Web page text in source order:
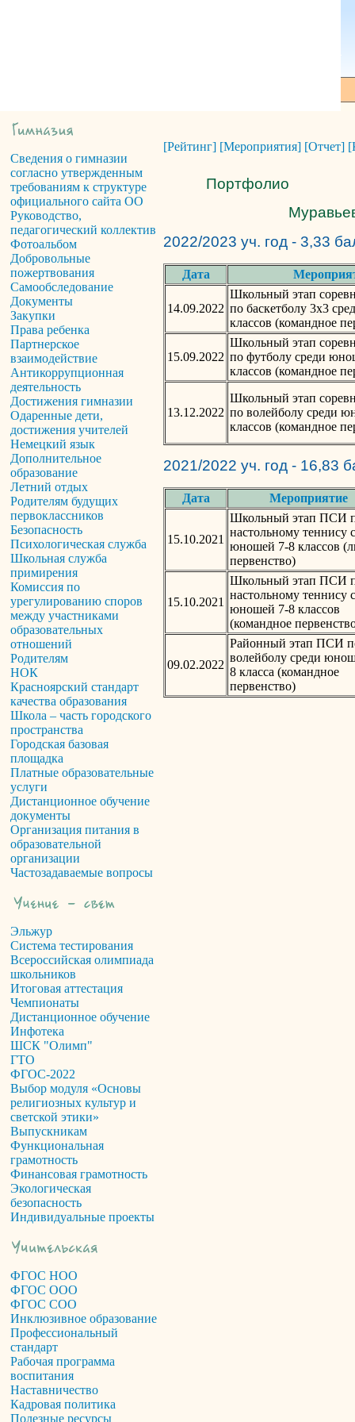
Сведения о гимназии
согласно утвержденным
требованиям к структуре
официального сайта ОО
Руководство,
педагогический коллектив
Фотоальбом
Добровольные
пожертвования
Самообследование
Документы
Закупки
Права ребенка
Партнерское
взаимодействие
Антикоррупционная
деятельность
Достижения гимназии
Одаренные дети,
достижения учителей
Немецкий язык
Дополнительное
образование
Летний отдых
Родителям будущих
первоклассников
Безопасность
Психологическая служба
Школьная служба
примирения
Комиссия по
урегулированию споров
между участниками
образовательных
отношений
Родителям
НОК
Красноярский стандарт
качества образования
Школа – часть городского
пространства
Городская базовая
площадка
Платные образовательные
услуги
Дистанционное обучение
документы
Организация питания в
образовательной
организации
Частозадаваемые вопросы
Эльжур
Система тестирования
Всероссийская олимпиада
школьников
Итоговая аттестация
Чемпионаты
Дистанционное обучение
Инфотека
ШСК "Олимп"
ГТО
ФГОС-2022
Выбор модуля «Основы
религиозных культур и
светской этики»
Выпускникам
Функциональная
грамотность
Финансовая грамотность
Экологическая
безопасность
Индивидуальные проекты
ФГОС НОО
ФГОС ООО
ФГОС СОО
Инклюзивное образование
Профессиональный
стандарт
Рабочая программа
воспитания
Наставничество
Кадровая политика
Полезные ресурсы
[Рейтинг] [Мероприятия] [Отчет]
Портфолио
2022/2023 уч. год - 3,33
Дата
14.09.2022
Школьный этап
по баскетболу 3х3
классов (командное
15.09.2022
Школьный этап
по футболу среди
классов (командное
13.12.2022
Школьный этап
по волейболу среди
классов (командное
2021/2022 уч. год - 16,83
Дата Мероприятие
15.10.2021
Школьный этап ПСИ
настольному теннису
юношей 7-8 классов
первенство)
15.10.2021
Школьный этап ПСИ
настольному теннису
юношей 7-8 классов
(командное
09.02.2022
Районный этап ПСИ
волейболу среди
8 класса (командное
первенство)